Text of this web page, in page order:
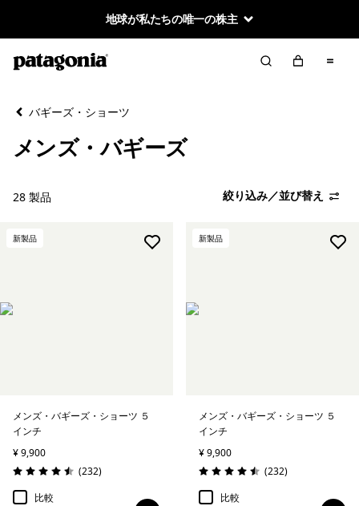
地球が私たちの唯一の株主
絞り込み／並び替え
絞り込み
在庫のあるサイズ
絞り込み
絞り込み
性別
絞り込み
スポーツ
バギーズ・ショーツ
メンズ・バギーズ
28 製品 絞り込み／並び替え
新製品
メンズ・バギーズ・ショーツ ５
インチ
¥ 9,900
評価: 4.5 / 5
(232レビュー
)
比較
新製品
メンズ・バギーズ・ショーツ ５
インチ
¥ 9,900
評価: 4.5 / 5
(232レビュー
)
比較